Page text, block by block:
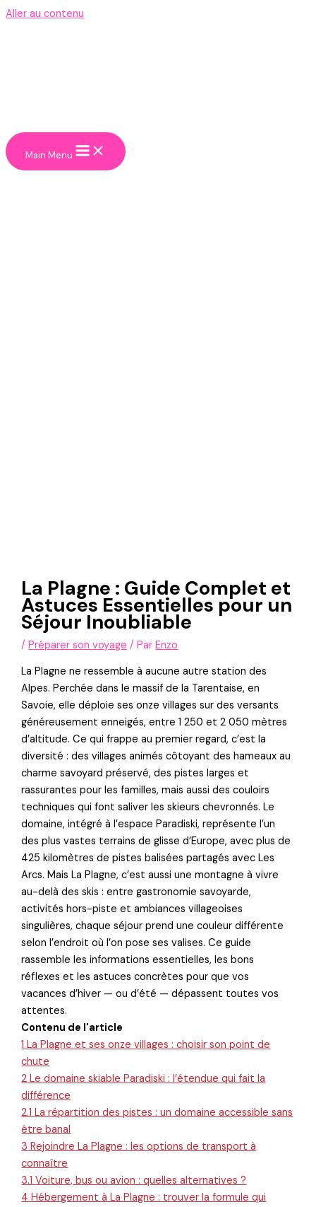
Aller au contenu
Main Menu
La Plagne : Guide Complet et
Astuces Essentielles pour un
Séjour Inoubliable
/Préparer son voyage / ParEnzo
La Plagne ne ressemble à aucune autre station des
Alpes. Perchée dans le massif de la Tarentaise, en
Savoie, elle déploie ses onze villages sur des versants
généreusement enneigés, entre 1 250 et 2 050 mètres
d’altitude. Ce qui frappe au premier regard, c’est la
diversité : des villages animés côtoyant des hameaux au
charme savoyard préservé, des pistes larges et
rassurantes pour les familles, mais aussi des couloirs
techniques qui font saliver les skieurs chevronnés. Le
domaine, intégré à l’espace Paradiski, représente l’un
des plus vastes terrains de glisse d’Europe, avec plus de
425 kilomètres de pistes balisées partagés avec Les
Arcs. Mais La Plagne, c’est aussi une montagne à vivre
au-delà des skis : entre gastronomie savoyarde,
activités hors-piste et ambiances villageoises
singulières, chaque séjour prend une couleur différente
selon l’endroit où l’on pose ses valises. Ce guide
rassemble les informations essentielles, les bons
réflexes et les astuces concrètes pour que vos
vacances d’hiver — ou d’été — dépassent toutes vos
attentes.
Contenu de l'article
1 La Plagne et ses onze villages : choisir son point de
chute
2 Le domaine skiable Paradiski : l’étendue qui fait la
différence
2.1 La répartition des pistes : un domaine accessible sans
être banal
3 Rejoindre La Plagne : les options de transport à
connaître
3.1 Voiture, bus ou avion : quelles alternatives ?
4 Hébergement à La Plagne : trouver la formule qui